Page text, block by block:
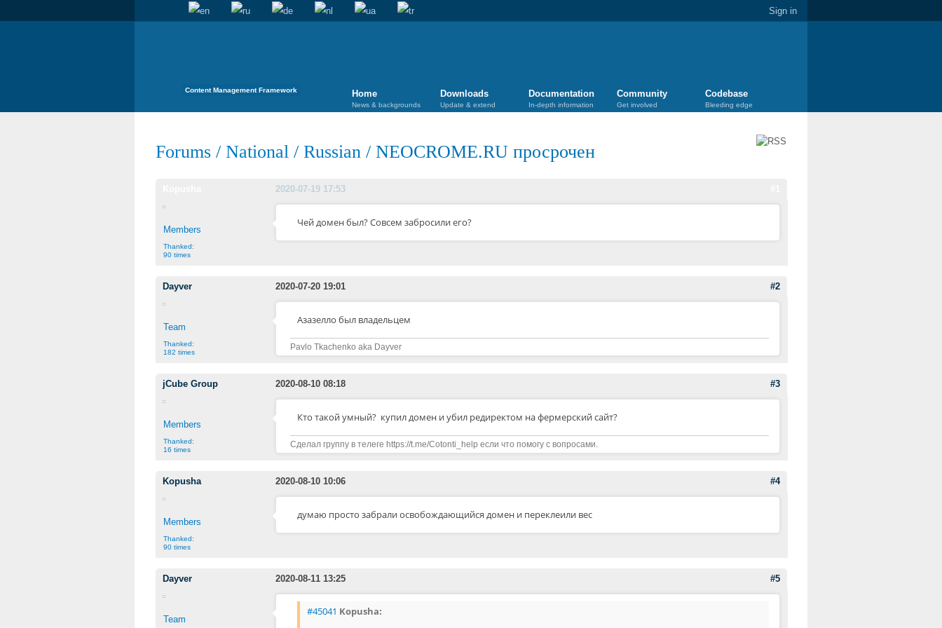
Sign in
Content Management Framework Home
News & backgrounds
Downloads
Update & extend
Documentation
In-depth information
Community
Get involved
Codebase
Bleeding edge
Forums / National / Russian / NEOCROME.RU просрочен
2020-07-19 17:53
Members
Thanked:
90 times
Чей домен был? Совсем забросили его?
Dayver #2
2020-07-20 19:01
Team
Thanked:
182 times
Азазелло был владельцем
Pavlo Tkachenko aka Dayver
jCube Group #3
2020-08-10 08:18
Members
Thanked:
16 times
Кто такой умный? купил домен и убил редиректом на фермерский сайт?
Сделал группу в телеге https://t.me/Cotonti_help если что помогу с вопросами.
Kopusha #4
2020-08-10 10:06
Members
Thanked:
90 times
думаю просто забрали освобождающийся домен и переклеили вес
Dayver #5
2020-08-11 13:25
Team
#45041 Kopusha: